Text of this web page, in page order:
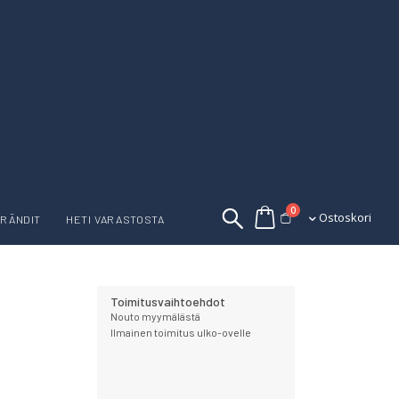
Ostoskori
0tuotettaOstoskori
HETI VARASTOSTA
Toimitusvaihtoehdot
Nouto myymälästä
Ilmainen toimitus ulko-ovelle